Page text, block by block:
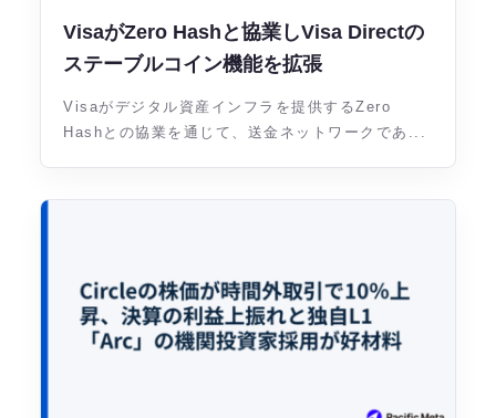
VisaがZero Hashと協業しVisa Directの
ステーブルコイン機能を拡張
Visaがデジタル資産インフラを提供するZero
Hashとの協業を通じて、送金ネットワークであ...